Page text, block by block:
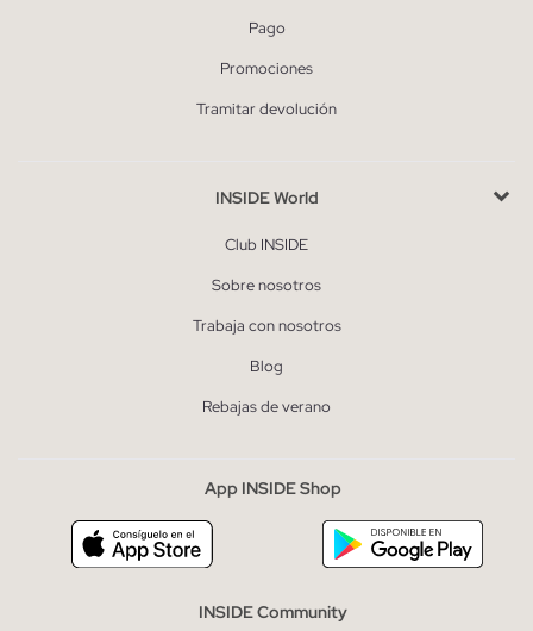
Pago
Promociones
Tramitar devolución
INSIDE World
Club INSIDE
Sobre nosotros
Trabaja con nosotros
Blog
Rebajas de verano
App INSIDE Shop
INSIDE Community